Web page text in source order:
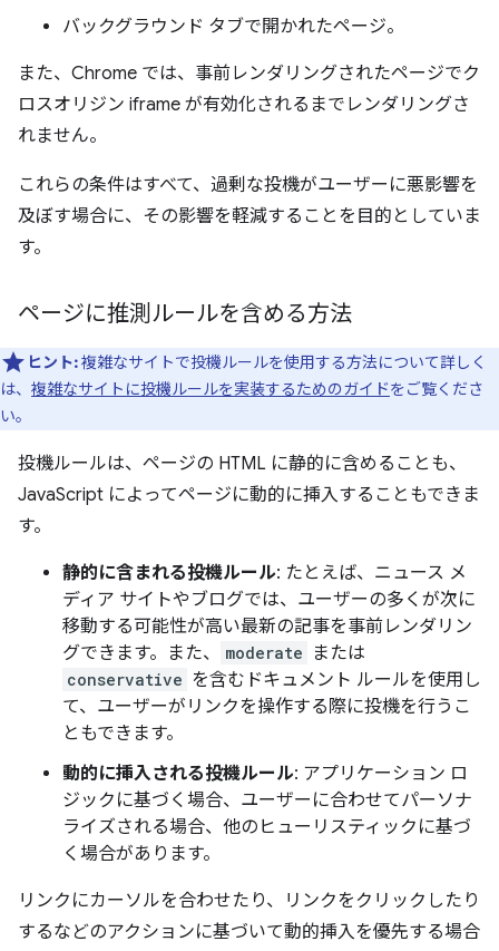
バックグラウンド タブで開かれたページ。
また、Chrome では、事前レンダリングされたページでク
ロスオリジン iframe が有効化されるまでレンダリングさ
れません。
これらの条件はすべて、過剰な投機がユーザーに悪影響を
及ぼす場合に、その影響を軽減することを目的としていま
す。
ページに推測ルールを含める方法
ヒント:複雑なサイトで投機ルールを使用する方法について詳しく
は、 複雑なサイトに投機ルールを実装するためのガイドをご覧くださ
い。
投機ルールは、ページの HTML に静的に含めることも、
JavaScript によってページに動的に挿入することもできま
す。
静的に含まれる投機ルール: たとえば、ニュース メ
ディア サイトやブログでは、ユーザーの多くが次に
移動する可能性が高い最新の記事を事前レンダリン
グできます。また、
moderate または
conservative を含むドキュメント ルールを使用し
て、ユーザーがリンクを操作する際に投機を行うこ
ともできます。
動的に挿入される投機ルール: アプリケーション ロ
ジックに基づく場合、ユーザーに合わせてパーソナ
ライズされる場合、他のヒューリスティックに基づ
く場合があります。
リンクにカーソルを合わせたり、リンクをクリックしたり
するなどのアクションに基づいて動的挿入を優先する場合